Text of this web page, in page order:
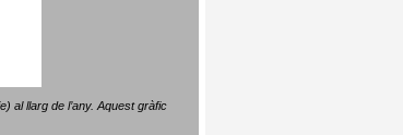
al llarg de l’any. Aquest gràfic